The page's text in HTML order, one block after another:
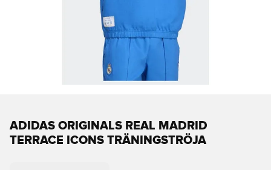
ADIDAS ORIGINALS REAL MADRID
TERRACE ICONS TRÄNINGSTRÖJA